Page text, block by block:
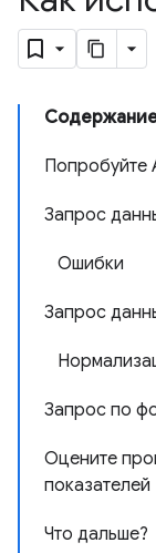
Попробуйте
Запрос
Ошибки
Запрос
Запрос по
Оцените
показателей
Что дальше?